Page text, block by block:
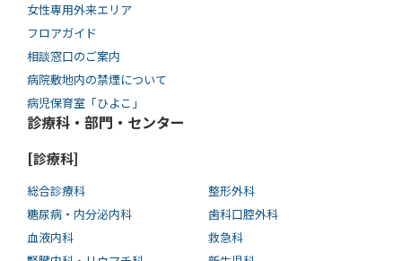
女性専用外来エリア
フロアガイド
相談窓口のご案内
病院敷地内の禁煙について
病児保育室「ひよこ」
診療科・部門・センター
[診療科]
総合診療科
糖尿病・内分泌内科
血液内科
整形外科
歯科口腔外科
救急科